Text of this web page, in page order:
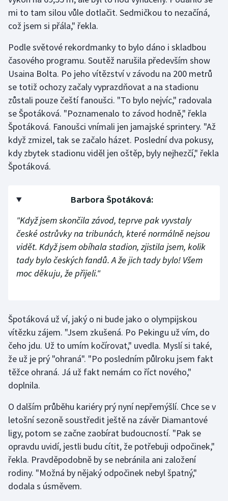
mi to tam silou vůle dotlačit. Sedmičkou to nezačíná,
což jsem si přála," řekla.
Podle světové rekordmanky to bylo dáno i skladbou
časového programu. Soutěž narušila především show
Usaina Bolta. Po jeho vítězství v závodu na 200 metrů
se totiž ochozy začaly vyprazdňovat a na stadionu
zůstali pouze čeští fanoušci. "To bylo nejvíc," radovala
se Špotáková. "Poznamenalo to závod hodně," řekla
Špotáková. Fanoušci vnímali jen jamajské sprintery. "Až
když zmizel, tak se začalo házet. Poslední dva pokusy,
kdy zbytek stadionu viděl jen oštěp, byly nejhezčí," řekla
Špotáková.
Barbora Špotáková:
"Když jsem skončila závod, teprve pak vyvstaly
české ostrůvky na tribunách, které normálně nejsou
vidět. Když jsem obíhala stadion, zjistila jsem, kolik
tady bylo českých fandů. A že jich tady bylo! Všem
moc děkuju, že přijeli."
Špotáková už ví, jaký o ni bude jako o olympijskou
vítězku zájem. "Jsem zkušená. Po Pekingu už vím, do
čeho jdu. Už to umím kočírovat," uvedla. Myslí si také,
že už je prý "ohraná". "Po posledním půlroku jsem fakt
těžce ohraná. Já už fakt nemám co říct nového,"
doplnila.
O dalším průběhu kariéry prý nyní nepřemýšlí. Chce se v
letošní sezoně soustředit ještě na závěr Diamantové
ligy, potom se začne zaobírat budoucností. "Pak se
opravdu uvidí, jestli budu cítit, že potřebuji odpočinek,"
řekla. Pravděpodobně by se nebránila ani založení
rodiny. "Možná by nějaký odpočinek nebyl špatný,"
dodala s úsměvem.